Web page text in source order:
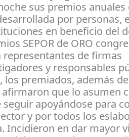
sus premios
por personas,
en beneficio del
SEPOR de ORO
representantes de firmas
y responsables
los premiados, además
que lo asumen
seguir apoyándose para
y por todos los
Incidieron en dar mayor